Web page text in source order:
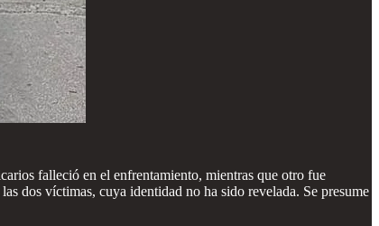
falleció en el enfrentamiento, mientras que otro fue
dos víctimas, cuya identidad no ha sido revelada. Se presume